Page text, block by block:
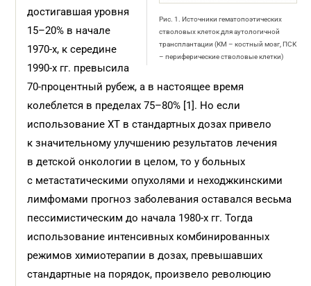
Рис. 1. Источники гематопоэтических
стволовых клеток для аутологичной
трансплантации (КМ – костный мозг, ПСК
– периферические стволовые клетки)
достигавшая уровня
15–20% в начале
1970-х, к середине
1990-х гг. превысила
70-процентный рубеж, а в настоящее время
колеблется в пределах 75–80% [1]. Но если
использование ХТ в стандартных дозах привело
к значительному улучшению результатов лечения
в детской онкологии в целом, то у больных
с метастатическими опухолями и неходжкинскими
лимфомами прогноз заболевания оставался весьма
пессимистическим до начала 1980-х гг. Тогда
использование интенсивных комбинированных
режимов химиотерапии в дозах, превышавших
стандартные на порядок, произвело революцию